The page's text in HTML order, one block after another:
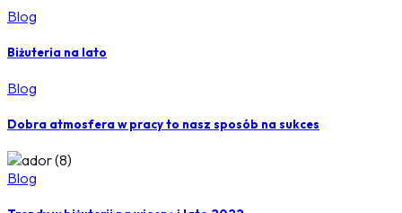
Blog
Biżuteria na lato
Blog
Dobra atmosfera w pracy to nasz sposób na sukces
Blog